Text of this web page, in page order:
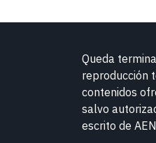
Queda
reproducción
contenidos
salvo
escrito de